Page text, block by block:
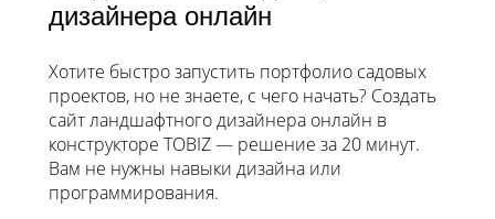
дизайнера онлайн
Хотите быстро запустить портфолио садовых
проектов, но не знаете, с чего начать? Создать
сайт ландшафтного дизайнера онлайн в
конструкторе TOBIZ — решение за 20 минут.
Вам не нужны навыки дизайна или
программирования.